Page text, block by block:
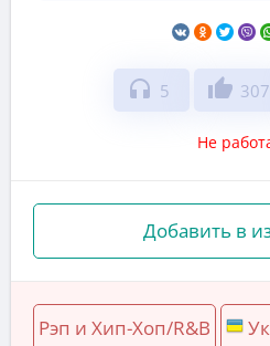
headphones 5 thumb_up 307
Не
Добавить в
Рэп и Хип-Хоп/R&B